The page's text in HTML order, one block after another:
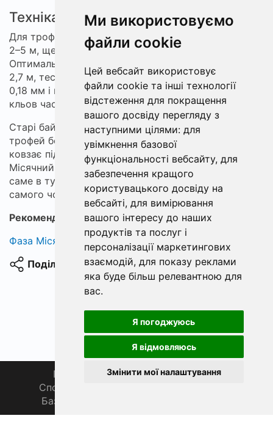
Ми використовуємо
файли cookie
Цей вебсайт використовує
файли cookie та інші технології
відстеження для покращення
вашого досвіду перегляду з
наступними цілями: для
увімкнення базової
функціональності вебсайту, для
забезпечення кращого
користувацького досвіду на
вебсайті, для вимірювання
вашого інтересу до наших
продуктів та послуг і
персоналізації маркетингових
взаємодій, для показу реклами
яка буде більш релевантною для
вас.
Я погоджуюсь
Я відмовляюсь
Змінити мої налаштування
Техніка й місця
Для трофейної щуки шукають ділянки з глибинами
2–5 м, ще глибше в ямах біля підрубаних урвищ.
Оптимальний комплект для спінінга: вудилище 2,1–
2,7 м, тест 10–30 г або 15–40 г, плетений шнур 0,12–
0,18 мм і повідець 20–30 см. На таких бровках
кльов часто починається після 23:00.
Старі байки Чернігівщини говорять, що справжній
трофей бере приманку наприкінці ночі, коли човен
ковзає під кручею, де Десна підмиває берег.
Місячний блик на лусці щуки робить її срібною
саме в ту мить, коли вудилище згинається до
самого човна.
Рекомендуємо: міцний плетений шнур
Фаза Місяця сьогодні
Поділитися
Головна Про нас
Магазин 🛒
Спортивна рибалка 🏆
База знань 📚